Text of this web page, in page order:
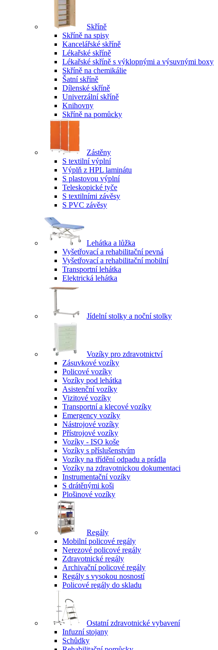
Skříně
Skříně na spisy
Kancelářské skříně
Lékařské skříně
Lékařské skříně s výklopnými a výsuvnými boxy
Skříně na chemikálie
Šatní skříně
Dílenské skříně
Univerzální skříně
Knihovny
Skříně na pomůcky
Zástěny
S textilní výplní
Výplň z HPL laminátu
S plastovou výplní
Teleskopické tyče
S textilními závěsy
S PVC závěsy
Lehátka a lůžka
Vyšetřovací a rehabilitační pevná
Vyšetřovací a rehabilitační mobilní
Transportní lehátka
Elektrická lehátka
Jídelní stolky a noční stolky
Vozíky pro zdravotnictví
Zásuvkové vozíky
Policové vozíky
Vozíky pod lehátka
Asistenční vozíky
Vizitové vozíky
Transportní a klecové vozíky
Emergency vozíky
Nástrojové vozíky
Přístrojové vozíky
Vozíky - ISO koše
Vozíky s příslušenstvím
Vozíky na třídění odpadu a prádla
Vozíky na zdravotnickou dokumentaci
Instrumentační vozíky
S drátěnými koši
Plošinové vozíky
Regály
Mobilní policové regály
Nerezové policové regály
Zdravotnické regály
Archivační policové regály
Regály s vysokou nosností
Policové regály do skladu
Ostatní zdravotnické vybavení
Infuzní stojany
Schůdky